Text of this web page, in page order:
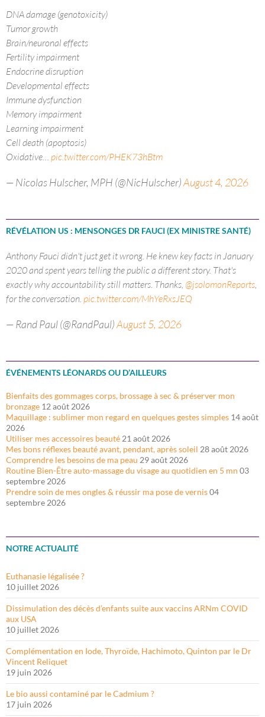
DNA damage (genotoxicity)
Tumor growth
Brain/neuronal effects
Fertility impairment
Endocrine disruption
Developmental effects
Immune dysfunction
Memory impairment
Learning impairment
Cell death (apoptosis)
Oxidative… pic.twitter.com/PHEK73hBtm
— Nicolas Hulscher, MPH (@NicHulscher)August 4, 2026
RÉVÉLATION US : MENSONGES DR FAUCI (EX MINISTRE SANTÉ)
Anthony Fauci didn't just get it wrong. He knew key facts in January
2020 and spent years telling the public a different story. That's
exactly why accountability still matters. Thanks, @jsolomonReports
for the conversation. pic.twitter.com/MhYeRxsJEQ
— Rand Paul (@RandPaul)August 5, 2026
ÉVÉNEMENTS LÉONARDS OU D’AILLEURS
Bienfaits des gommages corps, brossage à sec & préserver mon
bronzage 12 août 2026
Maquillage : sublimer mon regard en quelques gestes simples 14 août
2026
Utiliser mes accessoires beauté 21 août 2026
Mes bons réflexes beauté avant, pendant, après soleil 28 août 2026
Comprendre les besoins de ma peau 29 août 2026
Routine Bien-Être auto-massage du visage au quotidien en 5 mn 03
septembre 2026
Prendre soin de mes ongles & réussir ma pose de vernis04
septembre 2026
NOTRE ACTUALITÉ
Euthanasie légalisée ?
10 juillet 2026
Dissimulation des décès d’enfants suite aux vaccins ARNm COVID
aux USA
10 juillet 2026
Complémentation en Iode, Thyroïde, Hachimoto, Quinton par le Dr
Vincent Reliquet
19 juin 2026
Le bio aussi contaminé par le Cadmium ?
17 juin 2026